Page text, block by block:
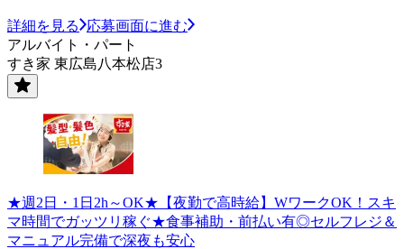
詳細を見る
応募画面に進む
アルバイト・パート
すき家 東広島八本松店3
★週2日・1日2h～OK★【夜勤で高時給】WワークOK！スキ
マ時間でガッツリ稼ぐ★食事補助・前払い有◎セルフレジ＆
マニュアル完備で深夜も安心